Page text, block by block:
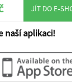
JÍT DO E-
naší aplikaci!